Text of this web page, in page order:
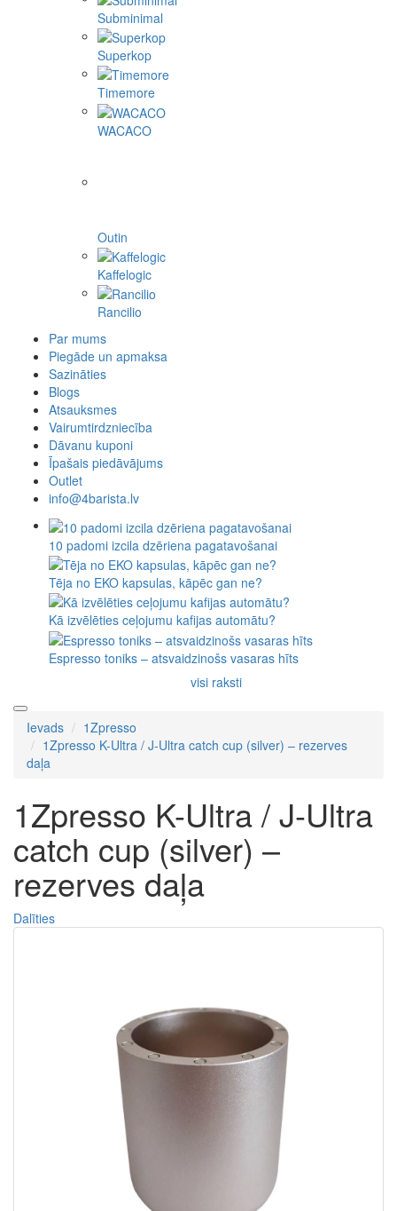
Subminimal
Superkop
Timemore
WACACO
Outin
Kaffelogic
Rancilio
Par mums
Piegāde un apmaksa
Sazināties
Blogs
Atsauksmes
Vairumtirdzniecība
Dāvanu kuponi
Īpašais piedāvājums
Outlet
info@4barista.lv
10 padomi izcila dzēriena pagatavošanai
Tēja no EKO kapsulas, kāpēc gan ne?
Kā izvēlēties ceļojumu kafijas automātu?
Espresso toniks – atsvaidzinošs vasaras hīts
visi raksti
Ievads
1Zpresso
1Zpresso K-Ultra / J-Ultra catch cup (silver) – rezerves
daļa
1Zpresso K-Ultra / J-Ultra
catch cup (silver) –
rezerves daļa
Dalīties